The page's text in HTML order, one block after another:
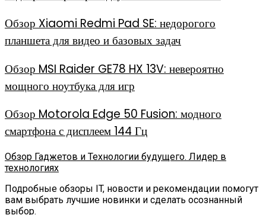
Обзор Xiaomi Redmi Pad SE: недорогого
планшета для видео и базовых задач
Обзор MSI Raider GE78 HX 13V: невероятно
мощного ноутбука для игр
Обзор Motorola Edge 50 Fusion: модного
смартфона с дисплеем 144 Гц
Обзор Гаджетов и Технологии будущего. Лидер в
технологиях
Подробные обзоры IT, новости и рекомендации помогут
вам выбрать лучшие новинки и сделать осознанный
выбор.